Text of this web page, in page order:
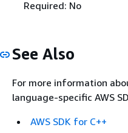
Required: No
See Also
For more information
language-specific AWS
AWS SDK for C++